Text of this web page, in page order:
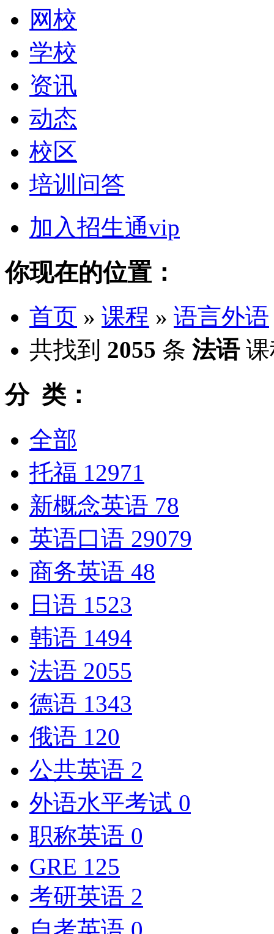
网校
学校
资讯
动态
校区
培训问答
加入招生通vip
你现在的位置：
首页 » 课程 » 语言外语
共找到 2055 条 法语
分 类：
全部
托福 12971
新概念英语 78
英语口语 29079
商务英语 48
日语 1523
韩语 1494
法语 2055
德语 1343
俄语 120
公共英语 2
外语水平考试 0
职称英语 0
GRE 125
考研英语 2